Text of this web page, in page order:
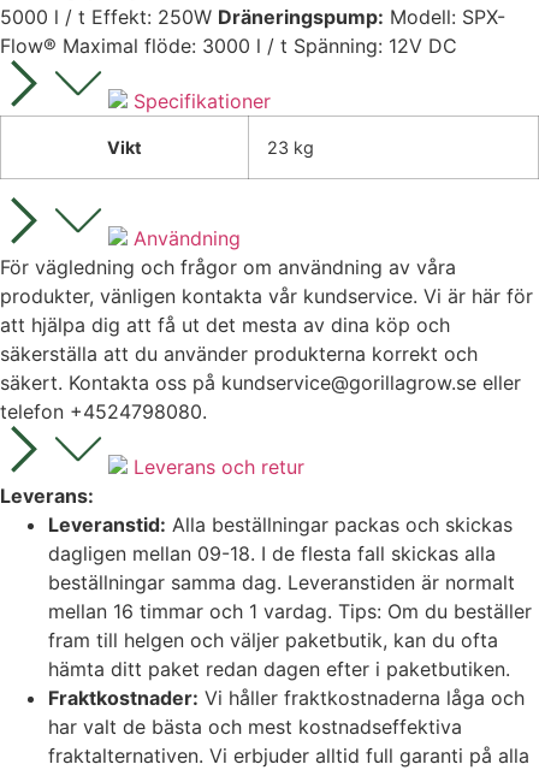
5000 l / t Effekt: 250W Dräneringspump: Modell: SPX-
Flow® Maximal flöde: 3000 l / t Spänning: 12V DC
Specifikationer
Vikt 23 kg
Användning
För vägledning och frågor om användning av våra
produkter, vänligen kontakta vår kundservice. Vi är här för
att hjälpa dig att få ut det mesta av dina köp och
säkerställa att du använder produkterna korrekt och
säkert. Kontakta oss på kundservice@gorillagrow.se eller
telefon +4524798080.
Leverans och retur
Leverans:
Leveranstid: Alla beställningar packas och skickas
dagligen mellan 09-18. I de flesta fall skickas alla
beställningar samma dag. Leveranstiden är normalt
mellan 16 timmar och 1 vardag. Tips: Om du beställer
fram till helgen och väljer paketbutik, kan du ofta
hämta ditt paket redan dagen efter i paketbutiken.
Fraktkostnader: Vi håller fraktkostnaderna låga och
har valt de bästa och mest kostnadseffektiva
fraktalternativen. Vi erbjuder alltid full garanti på alla